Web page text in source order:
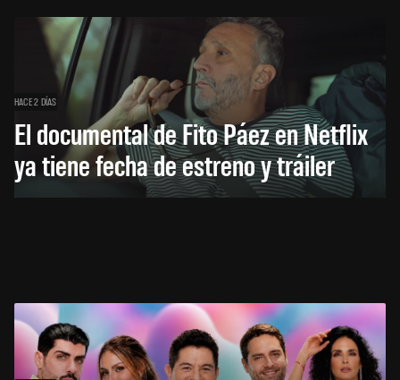
HACE 2 DÍAS
El documental de Fito Páez en Netflix
ya tiene fecha de estreno y tráiler